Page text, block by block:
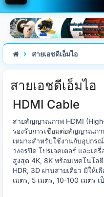
สายเอชดีเอ็มไอ
สายเอชดีเอ็มไอ
HDMI Cable
สายสัญญาณภาพ HDMI
รองรับการเชื่อมต่อสัญญาณภา
เหมาะสำหรับใช้งานกับอุปกร
วงจรปิด โปรเจคเตอร์ และเค
สูงสุด 4K, 8K พร้อมเทคโนโล
HDR, 3D ผ่านสายเดียว มีให้เ
เมตร, 5 เมตร, 10-100 เมตร